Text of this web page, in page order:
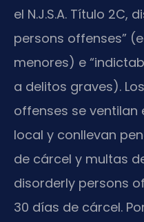
el N.J.S.A. Título 2C,
persons offenses”
menores) e
a delitos graves).
offenses se ventilan
local y conllevan
de cárcel y multas
disorderly persons
30 días de cárcel.